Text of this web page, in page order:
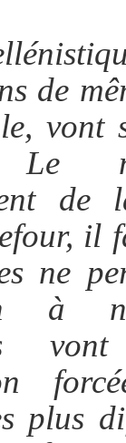
de
vont
Le
il
ne
à
plus